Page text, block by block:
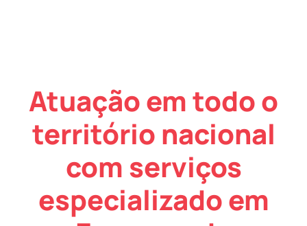
Atuação em todo o
território nacional
com serviços
especializado em